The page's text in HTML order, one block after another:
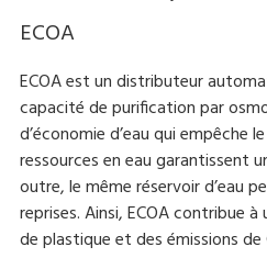
ECOA
ECOA est un distributeur
capacité de purification par
d’économie d’eau qui empêche
ressources en eau garantissent
outre, le même réservoir d’eau
reprises. Ainsi, ECOA contribue
de plastique et des émissions de